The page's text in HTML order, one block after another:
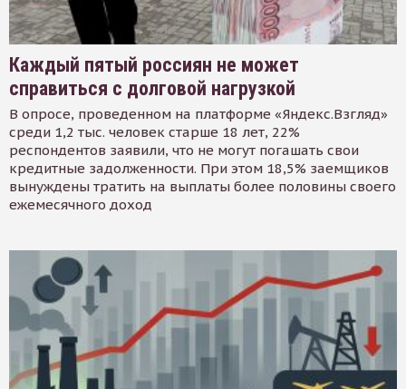
Каждый пятый россиян не может
справиться с долговой нагрузкой
В опросе, проведенном на платформе «Яндекс.Взгляд»
среди 1,2 тыс. человек старше 18 лет, 22%
респондентов заявили, что не могут погашать свои
кредитные задолженности. При этом 18,5% заемщиков
вынуждены тратить на выплаты более половины своего
ежемесячного доход